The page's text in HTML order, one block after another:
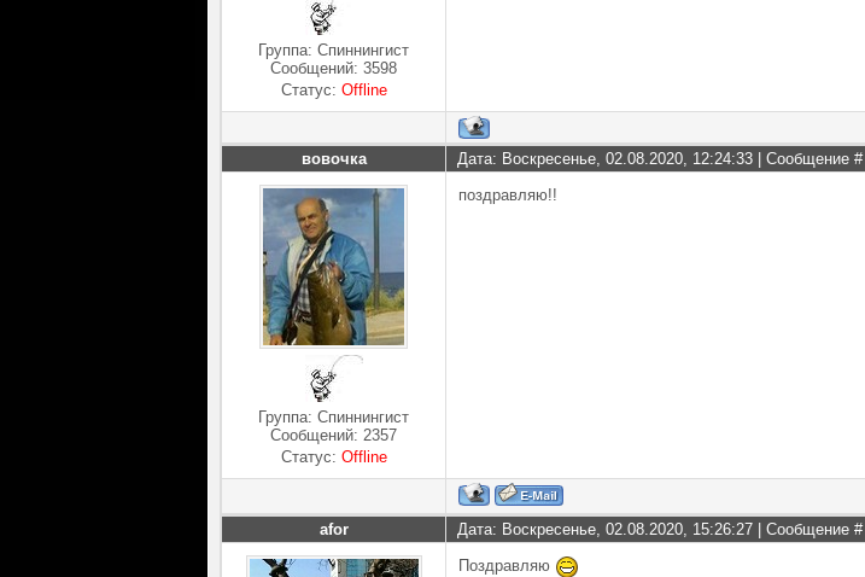
Группа: Спиннингист
Сообщений: 3598
Статус: Offline
вовочка Дата: Воскресенье, 02.08.2020, 12:24:33 | Сообщение #
Группа: Спиннингист
Сообщений: 2357
Статус: Offline
поздравляю!!
afor Дата: Воскресенье, 02.08.2020, 15:26:27 | Сообщение #
Поздравляю